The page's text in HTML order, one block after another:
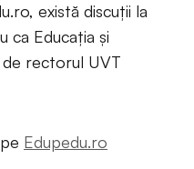
există discuții la
ca Educația și
rectorul UVT
Edupedu.ro